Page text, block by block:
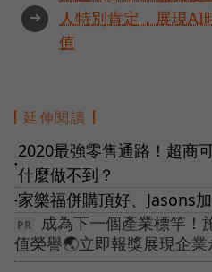
➜
人特別肯定，展現AI
值
延伸閱讀
●
2020最強零售通路！超商
什麼做不到？
● 家樂福併購頂好、Jasons
成為下一個產業標竿！
值榮譽🌏立即報獎展現企